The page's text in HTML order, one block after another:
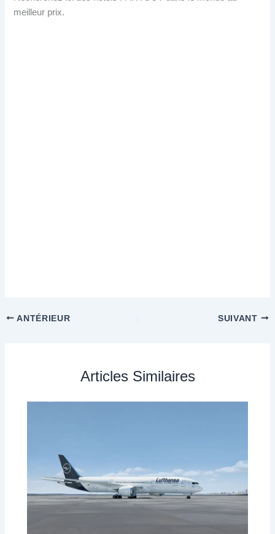
meilleur prix.
ANTÉRIEUR SUIVANT
Articles Similaires